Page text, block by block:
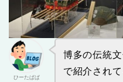
ひーたぱぱ
博多の伝統
で紹介され